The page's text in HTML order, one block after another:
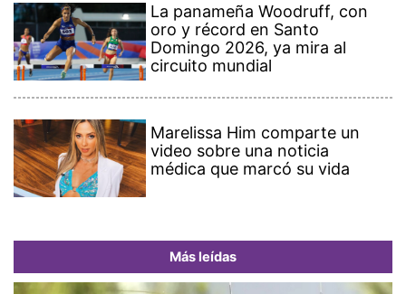
La panameña Woodruff, con
oro y récord en Santo
Domingo 2026, ya mira al
circuito mundial
Marelissa Him comparte un
video sobre una noticia
médica que marcó su vida
Más leídas